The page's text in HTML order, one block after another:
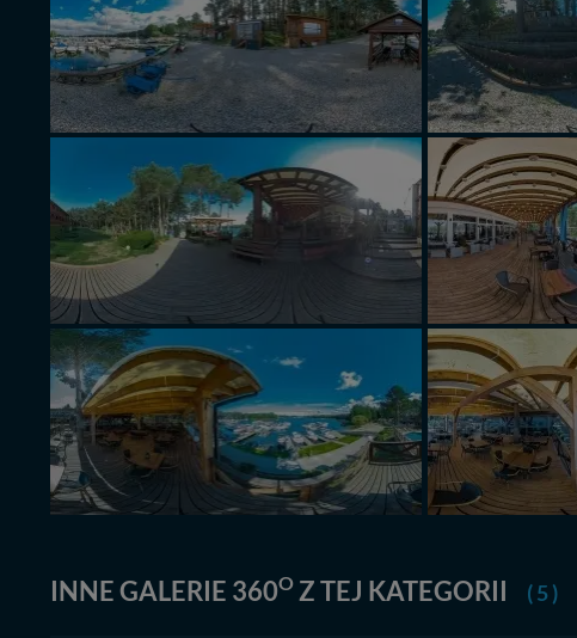
INNE GALERIE 360O Z TEJ KATEGORII ( 5 )